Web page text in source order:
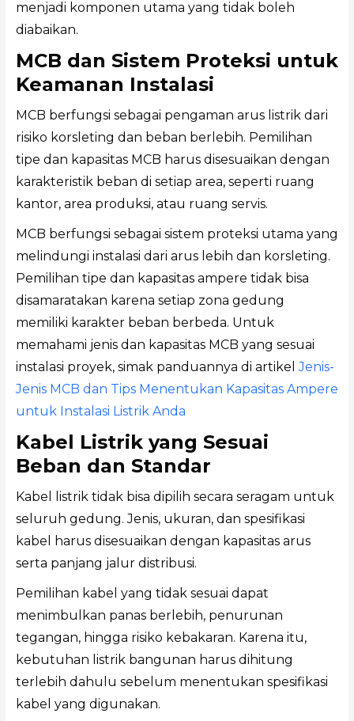
menjadi komponen utama yang tidak boleh
diabaikan.
MCB dan Sistem Proteksi untuk
Keamanan Instalasi
MCB berfungsi sebagai pengaman arus listrik dari
risiko korsleting dan beban berlebih. Pemilihan
tipe dan kapasitas MCB harus disesuaikan dengan
karakteristik beban di setiap area, seperti ruang
kantor, area produksi, atau ruang servis.
MCB berfungsi sebagai sistem proteksi utama yang
melindungi instalasi dari arus lebih dan korsleting.
Pemilihan tipe dan kapasitas ampere tidak bisa
disamaratakan karena setiap zona gedung
memiliki karakter beban berbeda. Untuk
memahami jenis dan kapasitas MCB yang sesuai
instalasi proyek, simak panduannya di artikelJenis-
Jenis MCB dan Tips Menentukan Kapasitas Ampere
untuk Instalasi Listrik Anda
Kabel Listrik yang Sesuai
Beban dan Standar
Kabel listrik tidak bisa dipilih secara seragam untuk
seluruh gedung. Jenis, ukuran, dan spesifikasi
kabel harus disesuaikan dengan kapasitas arus
serta panjang jalur distribusi.
Pemilihan kabel yang tidak sesuai dapat
menimbulkan panas berlebih, penurunan
tegangan, hingga risiko kebakaran. Karena itu,
kebutuhan listrik bangunan harus dihitung
terlebih dahulu sebelum menentukan spesifikasi
kabel yang digunakan.